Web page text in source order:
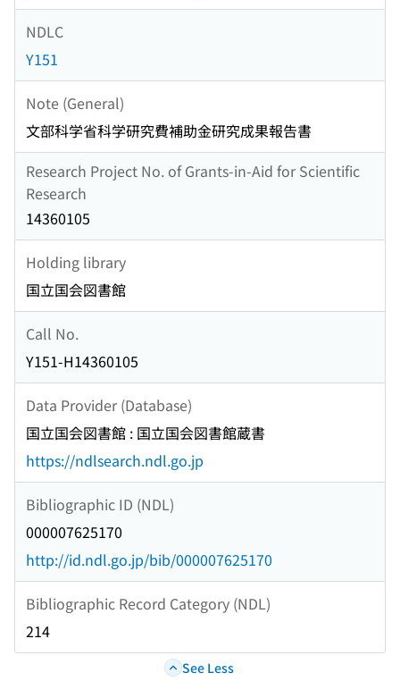
NDLC
Y151
Note (General)
文部科学省科学研究費補助金研究成果報告書
Research Project No. of Grants-in-Aid for Scientific
Research
14360105
Holding library
国立国会図書館
Call No.
Y151-H14360105
Data Provider (Database)
国立国会図書館 : 国立国会図書館蔵書
https://ndlsearch.ndl.go.jp
Bibliographic ID (NDL)
000007625170
http://id.ndl.go.jp/bib/000007625170
Bibliographic Record Category (NDL)
214
See Less